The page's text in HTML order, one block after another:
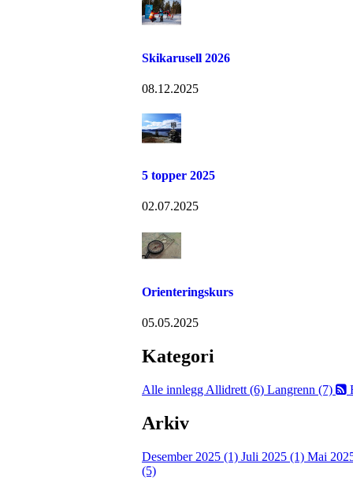
Skikarusell 2026
08.12.2025
5 topper 2025
02.07.2025
Orienteringskurs
05.05.2025
Kategori
Alle innlegg Allidrett (6) Langrenn (7)
Arkiv
Desember 2025 (1) Juli 2025 (1) Mai
(5)